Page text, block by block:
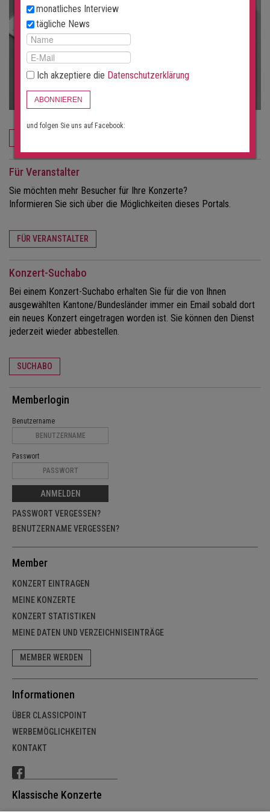
Für Veranstalter
Sie möchten mehr Besucher für Ihre Konzerte?
Informieren Sie sich über die Möglichkeiten dieses Portals.
FÜR VERANSTALTER
Konzert-Suchabo
Bei einem Konzert-Suchabo erhalten Sie für die von Ihnen
ausgewählten Kantone/Bundesländer immer ein Email sobald dort
ein neues Konzert eingetragen worden ist. Sie können den Dienst
jederzeit wieder abbestellen.
SUCHABO
Memberlogin
Benutzername
Passwort
ANMELDEN
PASSWORT VERGESSEN?
BENUTZERNAME VERGESSEN?
Member
KONZERT EINTRAGEN
MEINE KONZERTE
KONZERT STATISTIKEN
MEINE DATEN UND VERZEICHNISEINTRÄGE
MEMBER WERDEN
Informationen
ÜBER CLASSICPOINT
WERBEMÖGLICHKEITEN
KONTAKT
Klassische Konzerte
monatliches Interview
tägliche News
Ich akzeptiere die Datenschutzerklärung
ABONNIEREN
und folgen Sie uns auf Facebook: